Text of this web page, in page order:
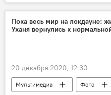
Пока весь мир на локдауне:
Уханя вернулись к
20 декабря 2020, 12:30
Мультимедиа Фото